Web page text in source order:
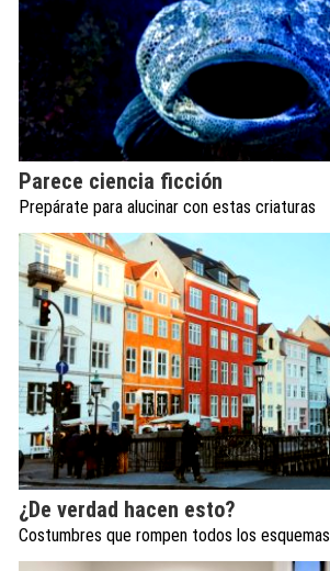
Parece ciencia ficción
Prepárate para alucinar con estas criaturas
¿De verdad hacen esto?
Costumbres que rompen todos los esquemas